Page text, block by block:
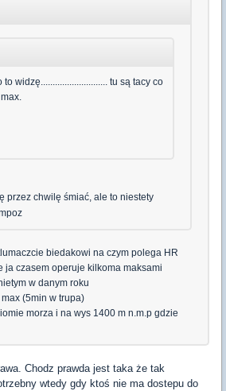
widzę............................ tu są tacy co
przez chwilę śmiać, ale to niestety
biedakowi na czym polega HR
ja czasem operuje kilkoma maksami
w danym roku
(5min w trupa)
morza i na wys 1400 m n.m.p gdzie
Chodz prawda jest taka że tak
wtedy gdy ktoś nie ma dostepu do